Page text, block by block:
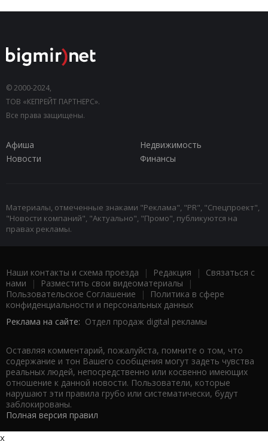
© 2000-2024,
ТОВ «КЕПРЕЙТ ПАРТНЕРС».
Все права защищены.
Афиша
Недвижимость
Новости
Финансы
Материалы, отмеченные знаками "Реклама", "PR", "Спецпроект",
"Новости компаний", "Актуально", "Промо", публикуются на
правах рекламы.
Наши контакты и схема проезда | Редакция | Связаться с
нами | Разместить свои видеоматериалы |
Пользовательское Соглашение |
Политика в сфере
конфиденциальности и персональных данных
Реклама на сайте: Отдел продаж digital рекламы
Оставляя комментарий, пожалуйста, помните о том, что
содержание и тон Вашего сообщения могут задеть чувства
реальных людей, непосредственно или косвенно имеющих
отношение к данной новости. Пользователи, которые
нарушают эти правила грубо или систематически, будут
заблокированы.
Полная версия правил
x